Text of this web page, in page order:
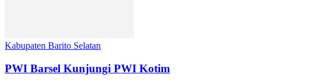
Kabupaten Barito Selatan
PWI Barsel Kunjungi PWI Kotim